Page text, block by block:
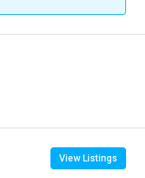
View Listings